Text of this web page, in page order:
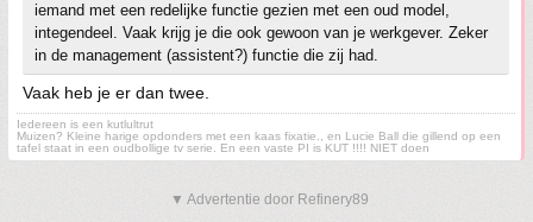
iemand met een redelijke functie gezien met een oud model,
integendeel. Vaak krijg je die ook gewoon van je werkgever. Zeker
in de management (assistent?) functie die zij had.
Vaak heb je er dan twee.
Iedereen is een kutlultrut
Muizen? Kleine harige opdonders met een kaas fixatie., en Lucie Ball die gillend op een
tafel staat in een oudbollige tv serie. En een vaste PI is KUT !!!! NIET doen
▼ Advertentie door Refinery89